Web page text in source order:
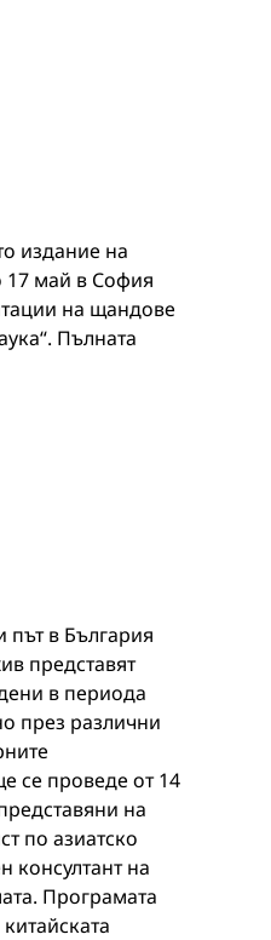
издание на
17 май в София
на щандове
Пълната
в България
представят
в периода
през различни
се проведе от 14
на
по азиатско
консултант на
Програмата